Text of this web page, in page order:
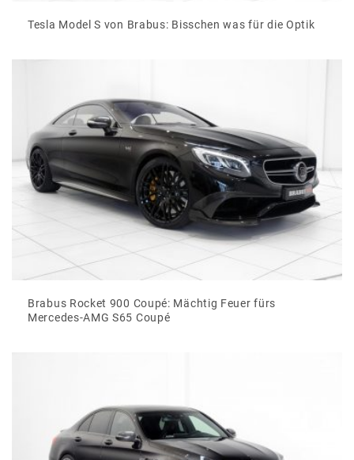
Tesla Model S von Brabus: Bisschen was für die Optik
Brabus Rocket 900 Coupé: Mächtig Feuer fürs
Mercedes-AMG S65 Coupé